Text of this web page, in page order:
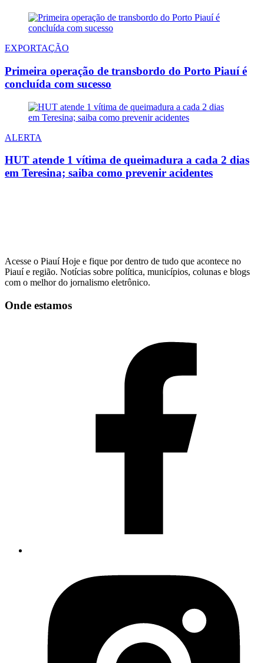
EXPORTAÇÃO
Primeira operação de transbordo do Porto Piauí é
concluída com sucesso
ALERTA
HUT atende 1 vítima de queimadura a cada 2 dias
em Teresina; saiba como prevenir acidentes
Acesse o Piauí Hoje e fique por dentro de tudo que acontece no
Piauí e região. Notícias sobre política, municípios, colunas e blogs
com o melhor do jornalismo eletrônico.
Onde estamos